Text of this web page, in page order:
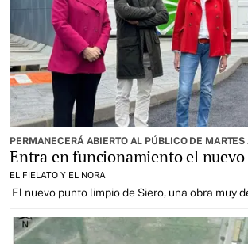
PERMANECERÁ ABIERTO AL PÚBLICO DE
Entra en funcionamiento el
EL FIELATO Y EL NORA
El nuevo punto limpio de Siero, una obra muy